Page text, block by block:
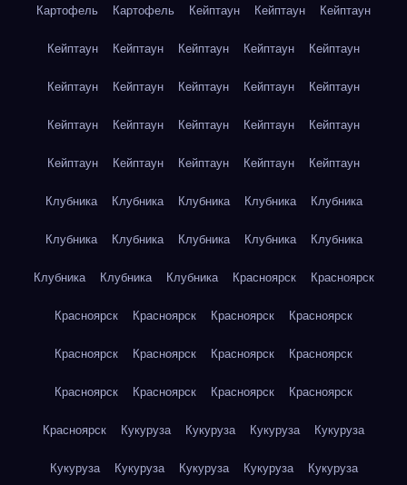
Картофель Картофель Кейптаун Кейптаун Кейптаун
Кейптаун Кейптаун Кейптаун Кейптаун Кейптаун
Кейптаун Кейптаун Кейптаун Кейптаун Кейптаун
Кейптаун Кейптаун Кейптаун Кейптаун Кейптаун
Кейптаун Кейптаун Кейптаун Кейптаун Кейптаун
Клубника Клубника Клубника Клубника Клубника
Клубника Клубника Клубника Клубника Клубника
Клубника Клубника Клубника Красноярск Красноярск
Красноярск Красноярск Красноярск Красноярск
Красноярск Красноярск Красноярск Красноярск
Красноярск Красноярск Красноярск Красноярск
Красноярск Кукуруза Кукуруза Кукуруза Кукуруза
Кукуруза Кукуруза Кукуруза Кукуруза Кукуруза